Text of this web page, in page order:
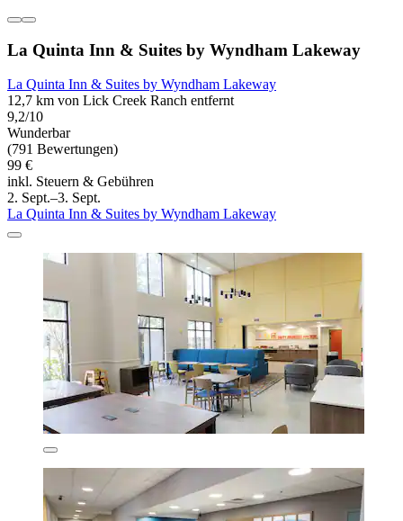
La Quinta Inn & Suites by Wyndham Lakeway
La Quinta Inn & Suites by Wyndham Lakeway
12,7 km von Lick Creek Ranch entfernt
9,2/10
Wunderbar
(791 Bewertungen)
99 €
inkl. Steuern & Gebühren
2. Sept.–3. Sept.
La Quinta Inn & Suites by Wyndham Lakeway